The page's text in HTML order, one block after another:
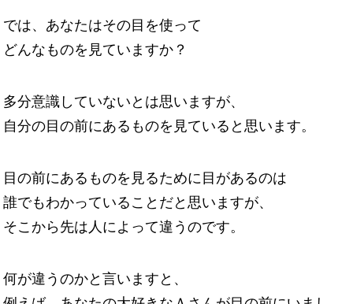
では、あなたはその目を使って
どんなものを見ていますか？
多分意識していないとは思いますが、
自分の目の前にあるものを見ていると思います。
目の前にあるものを見るために目があるのは
誰でもわかっていることだと思いますが、
そこから先は人によって違うのです。
何が違うのかと言いますと、